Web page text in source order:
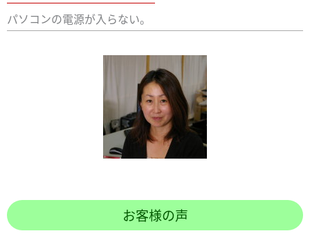
パソコンの電源が入らない。
お客様の声